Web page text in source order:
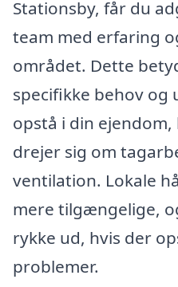
Stationsby, får du
team med erfaring
området. Dette
specifikke behov og
opstå i din
drejer sig om
ventilation. Lokale
mere tilgængelige,
rykke ud, hvis der
problemer.